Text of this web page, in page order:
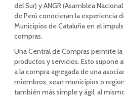
del Sur) y ANGR (Asamblea
de Perú conocieran la experiencia
Municipios de Cataluña en el
compras.
Una Central de Compras permite
productos y servicios. Esto supone
a la compra agregada de una
miembros, sean municipios o
también más simple y ágil, al